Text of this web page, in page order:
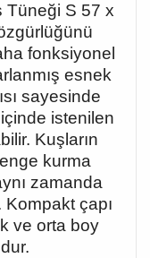
Tüneği S 57 x
fonksiyonel
esnek
sayesinde
istenilen
Kuşların
kurma
zamanda
çapı
ve orta boy